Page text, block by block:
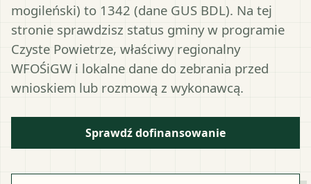
mogileński) to 1342 (dane GUS BDL). Na tej
stronie sprawdzisz status gminy w programie
Czyste Powietrze, właściwy regionalny
WFOŚiGW i lokalne dane do zebrania przed
wnioskiem lub rozmową z wykonawcą.
Sprawdź dofinansowanie